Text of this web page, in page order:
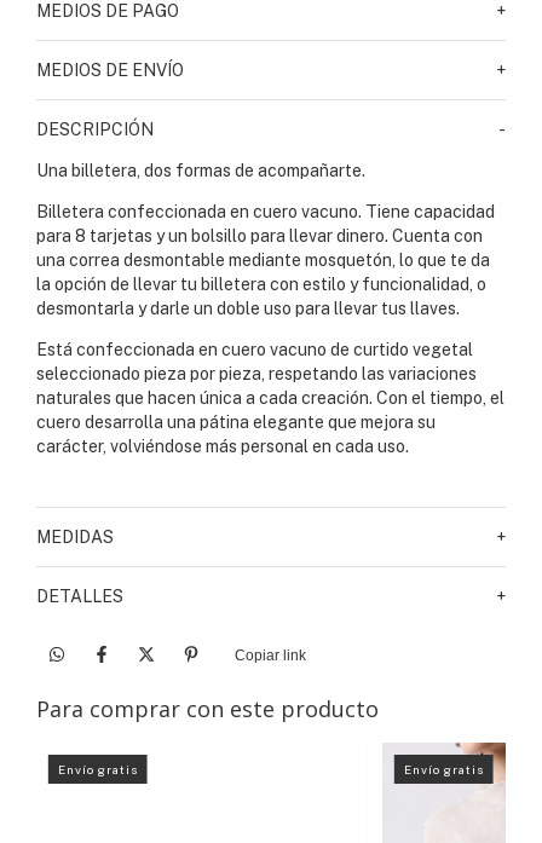
MEDIOS DE PAGO +
MEDIOS DE ENVÍO +
DESCRIPCIÓN -
Una billetera, dos formas de acompañarte.
Billetera confeccionada en cuero vacuno. Tiene capacidad
para 8 tarjetas y un bolsillo para llevar dinero. Cuenta con
una correa desmontable mediante mosquetón, lo que te da
la opción de llevar tu billetera con estilo y funcionalidad, o
desmontarla y darle un doble uso para llevar tus llaves.
Está confeccionada en cuero vacuno de curtido vegetal
seleccionado pieza por pieza, respetando las variaciones
naturales que hacen única a cada creación. Con el tiempo, el
cuero desarrolla una pátina elegante que mejora su
carácter, volviéndose más personal en cada uso.
MEDIDAS +
DETALLES +
Copiar link
Para comprar con este producto
Envío gratis Envío gratis